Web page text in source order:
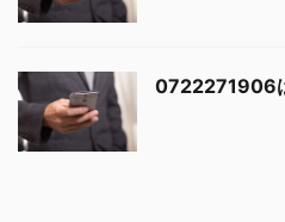
0722271906